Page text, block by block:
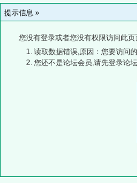
提示信息 »
您没有登录或者您没有权限访问此
读取数据错误,原因：您要访问
您还不是论坛会员,请先登录论坛